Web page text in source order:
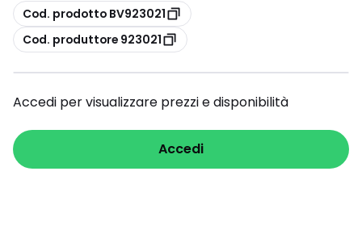
copia
Cod. prodotto BV923021
copia
Cod. produttore 923021
Accedi per visualizzare prezzi e disponibilità
Accedi